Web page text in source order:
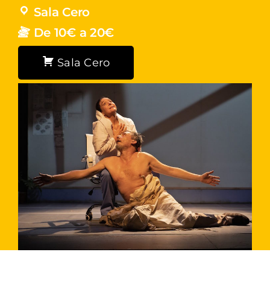
Sala Cero
De 10€ a 20€
Sala Cero